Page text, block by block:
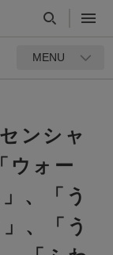
MENU
ンシャ
ウォー
、「う
、「う